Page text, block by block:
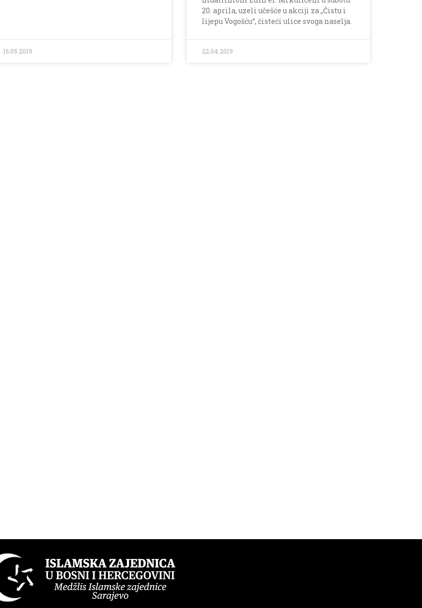
16.05.2019
20. aprila, uzeli učešće u akciji za „Čistu i
lijepu Vogošću“, čisteći ulice svoga naselja.
22.04.2019